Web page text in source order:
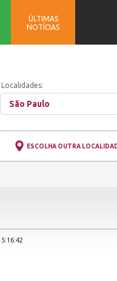
ÚLTIMAS
NOTÍCIAS
Localidades:
São Paulo
ESCOLHA OUTRA